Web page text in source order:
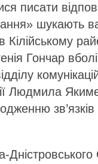
писати
шукають
Кілійському
Гончар
Людмила